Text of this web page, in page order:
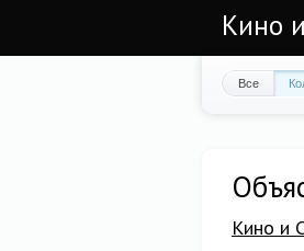
Кино
Все
Кино и